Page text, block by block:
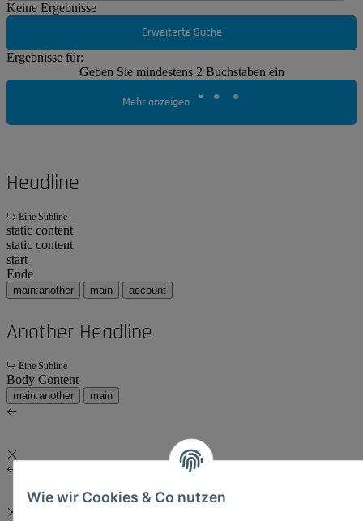
Wie wir Cookies & Co nutzen
Keine Ergebnisse
Erweiterte Suche
Ergebnisse für:
Geben Sie mindestens 2 Buchstaben ein
Mehr anzeigen
Headline
Eine Subline
static content
static content
start
Ende
main:another main account
Another Headline
Eine Subline
Body Content
main:another main